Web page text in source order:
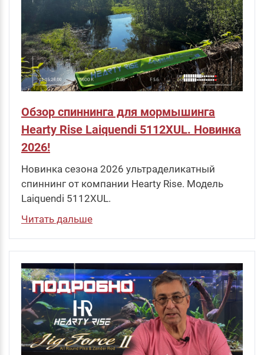
Обзор спиннинга для мормышинга
Hearty Rise Laiquendi 5112XUL. Новинка
2026!
Новинка сезона 2026 ультраделикатный
спиннинг от компании Hearty Rise. Модель
Laiquendi 5112XUL.
Читать дальше